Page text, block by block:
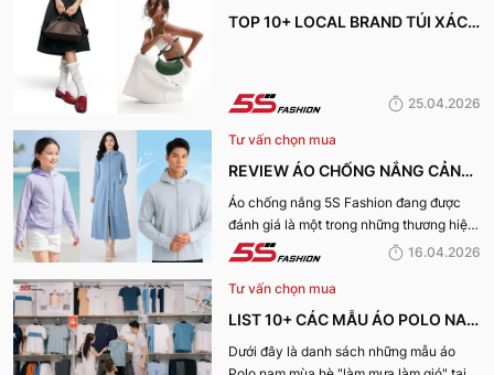
nay.
TOP 10+ LOCAL BRAND TÚI XÁCH
25.04.2026
Tư vấn chọn mua
REVIEW ÁO CHỐNG NẮNG CẢN
TIA UV, CHỐNG NẮNG TỐT NHẤT
CỦA 5S FASHION 2026
Áo chống nắng 5S Fashion đang được
đánh giá là một trong những thương hiệu
áo đáng mua hàng đầu hiện nay. Vậy
giá tích cực đến vậy? Cùng đi hết bài
viết nhé!
16.04.2026
Tư vấn chọn mua
LIST 10+ CÁC MẪU ÁO POLO NAM
MÙA HÈ BÁN CHẠY NHẤT CỦA 5S
Dưới đây là danh sách những mẫu áo